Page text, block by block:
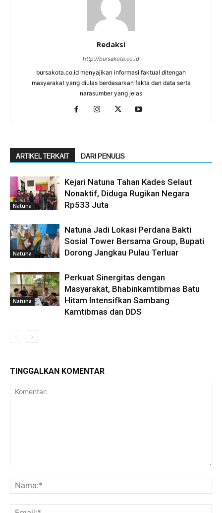
Redaksi
http://bursakota.co.id
bursakota.co.id menyajikan informasi faktual ditengah
masyarakat yang diulas berdasarkan fakta dan data serta
narasumber yang jelas
ARTIKEL TERKAIT DARI PENULIS
Natuna
Kejari Natuna Tahan Kades Selaut
Nonaktif, Diduga Rugikan Negara
Rp533 Juta
Natuna
Natuna Jadi Lokasi Perdana Bakti
Sosial Tower Bersama Group, Bupati
Dorong Jangkau Pulau Terluar
Natuna
Perkuat Sinergitas dengan
Masyarakat, Bhabinkamtibmas Batu
Hitam Intensifkan Sambang
Kamtibmas dan DDS
TINGGALKAN KOMENTAR